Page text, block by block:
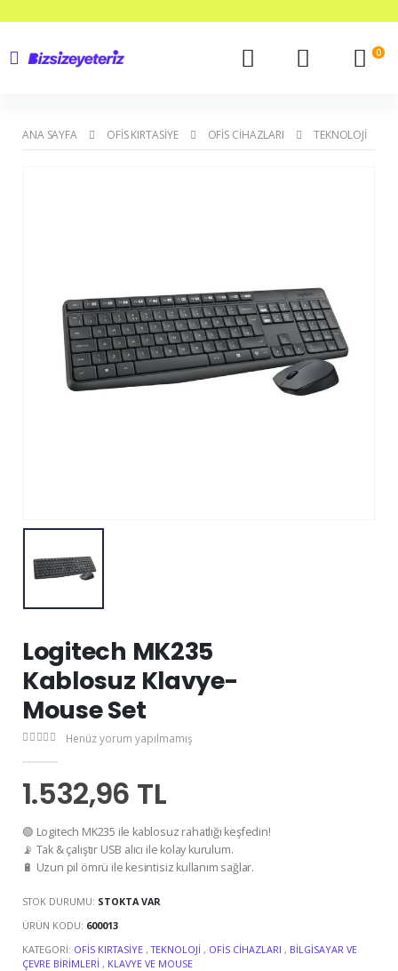
0
ANA SAYFA OFIS KIRTASIYE OFIS CIHAZLARI TEKNOLOJI
Logitech MK235
Kablosuz Klavye-
Mouse Set
Henüz yorum yapılmamış
1.532,96 TL
🟢 Logitech MK235 ile kablosuz rahatlığı keşfedin!
📡 Tak & çalıştır USB alıcı ile kolay kurulum.
🔋 Uzun pil ömrü ile kesintisiz kullanım sağlar.
STOK DURUMU: STOKTA VAR
ÜRÜN KODU: 600013
KATEGORI: OFIS KIRTASIYE ,TEKNOLOJI , OFIS CIHAZLARI , BILGISAYAR VE
ÇEVRE BIRIMLERI , KLAVYE VE MOUSE